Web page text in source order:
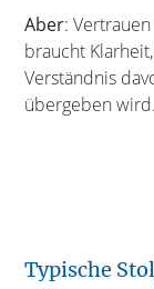
Aber:
braucht
Verständnis
übergeben wird.
Typische